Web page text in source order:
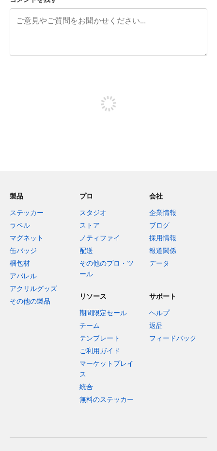
製品
ステッカー
ラベル
マグネット
缶バッジ
梱包材
アパレル
アクリルグッズ
その他の製品
プロ
スタジオ
ストア
ノティファイ
配送
その他のプロ・ツ
ール
会社
企業情報
ブログ
採用情報
報道関係
データ
リソース
期間限定セール
チーム
テンプレート
ご利用ガイド
マーケットプレイ
ス
統合
無料のステッカー
サポート
ヘルプ
返品
フィードバック